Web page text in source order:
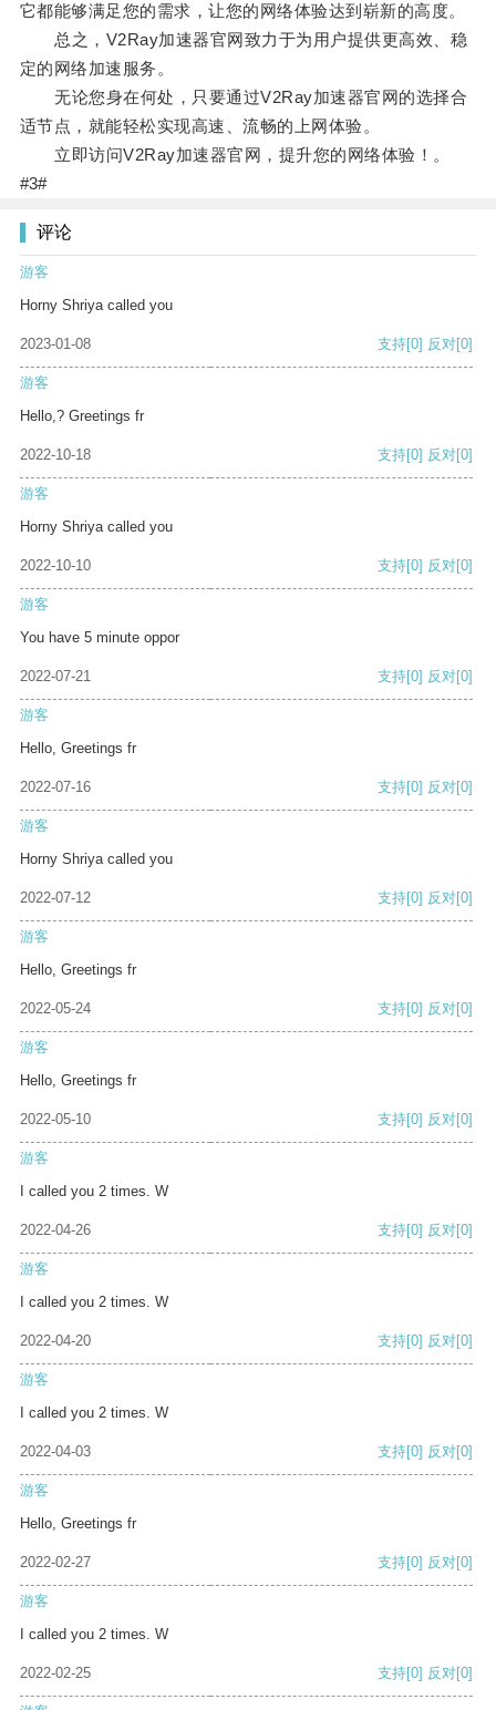
它都能够满足您的需求，让您的网络体验达到崭新的高度。
总之，V2Ray加速器官网致力于为用户提供更高效、稳
定的网络加速服务。
无论您身在何处，只要通过V2Ray加速器官网的选择合
适节点，就能轻松实现高速、流畅的上网体验。
立即访问V2Ray加速器官网，提升您的网络体验！。
#3#
评论
游客
Horny Shriya called you
2023-01-08 支持[0] 反对[0]
游客
Hello,? Greetings fr
2022-10-18 支持[0] 反对[0]
游客
Horny Shriya called you
2022-10-10 支持[0] 反对[0]
游客
You have 5 minute oppor
2022-07-21 支持[0] 反对[0]
游客
Hello, Greetings fr
2022-07-16 支持[0] 反对[0]
游客
Horny Shriya called you
2022-07-12 支持[0] 反对[0]
游客
Hello, Greetings fr
2022-05-24 支持[0] 反对[0]
游客
Hello, Greetings fr
2022-05-10 支持[0] 反对[0]
游客
I called you 2 times. W
2022-04-26 支持[0] 反对[0]
游客
I called you 2 times. W
2022-04-20 支持[0] 反对[0]
游客
I called you 2 times. W
2022-04-03 支持[0] 反对[0]
游客
Hello, Greetings fr
2022-02-27 支持[0] 反对[0]
游客
I called you 2 times. W
2022-02-25 支持[0] 反对[0]